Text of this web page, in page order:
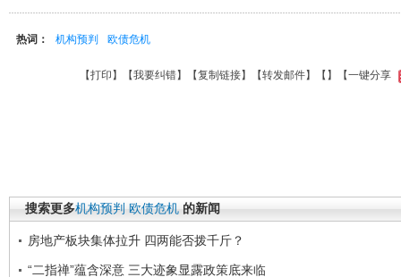
热词： 机构预判 欧债危机
【打印 】【我要纠错】【复制链接】【转发邮件】【 】 【一键分享
搜索更多机构预判 欧债危机 的新闻
房地产板块集体拉升 四两能否拨千斤？
“二指禅”蕴含深意 三大迹象显露政策底来临